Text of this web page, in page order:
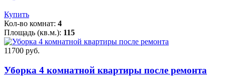
Купить
Кол-во комнат: 4
Площадь (кв.м.): 115
11700 pуб.
Уборка 4 комнатной квартиры после ремонта